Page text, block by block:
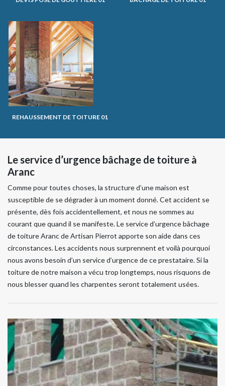
REHAUSSEMENT DE TOITURE 01
Le service d’urgence bâchage de toiture à
Aranc
Comme pour toutes choses, la structure d’une maison est
susceptible de se dégrader à un moment donné. Cet accident se
présente, dès fois accidentellement, et nous ne sommes au
courant que quand il se manifeste. Le service d’urgence bâchage
de toiture Aranc de Artisan Pierrot apporte son aide dans ces
circonstances. Les accidents nous surprennent et voilà pourquoi
nous avons besoin d’un service d’urgence de ce prestataire. Si la
toiture de notre maison a vécu trop longtemps, nous risquons de
nous blesser quand les charpentes seront totalement usées.